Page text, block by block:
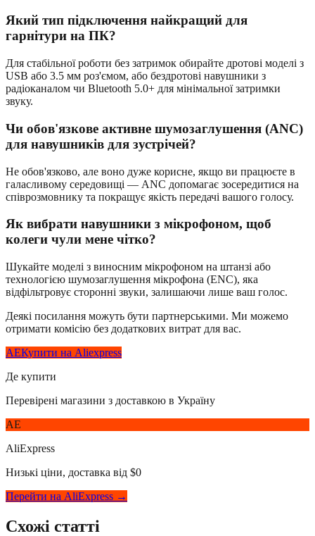
Який тип підключення найкращий для
гарнітури на ПК?
Для стабільної роботи без затримок обирайте дротові моделі з
USB або 3.5 мм роз'ємом, або бездротові навушники з
радіоканалом чи Bluetooth 5.0+ для мінімальної затримки
звуку.
Чи обов'язкове активне шумозаглушення (ANC)
для навушників для зустрічей?
Не обов'язково, але воно дуже корисне, якщо ви працюєте в
галасливому середовищі — ANC допомагає зосередитися на
співрозмовнику та покращує якість передачі вашого голосу.
Як вибрати навушники з мікрофоном, щоб
колеги чули мене чітко?
Шукайте моделі з виносним мікрофоном на штанзі або
технологією шумозаглушення мікрофона (ENC), яка
відфільтровує сторонні звуки, залишаючи лише ваш голос.
Деякі посилання можуть бути партнерськими. Ми можемо
отримати комісію без додаткових витрат для вас.
AEКупити на Aliexpress
Де купити
Перевірені магазини з доставкою в Україну
AE
AliExpress
Низькі ціни, доставка від $0
Перейти на AliExpress →
Схожі статті